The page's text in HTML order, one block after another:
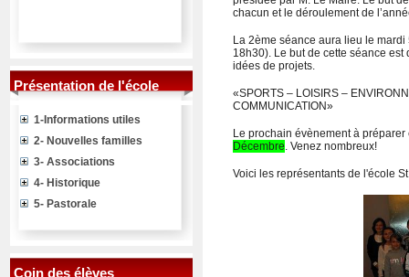
Présentation de l'école
1-Informations utiles
2- Nouvelles familles
3- Associations
4- Historique
5- Pastorale
Coin des élèves
chacun et le déroulement de
La 2ème séance aura lieu le
18h30). Le but de cette séance
idées de projets.
«SPORTS – LOISIRS –
COMMUNICATION»
Le prochain évènement à
Décembre. Venez nombreux!
Voici les représentants de l'école